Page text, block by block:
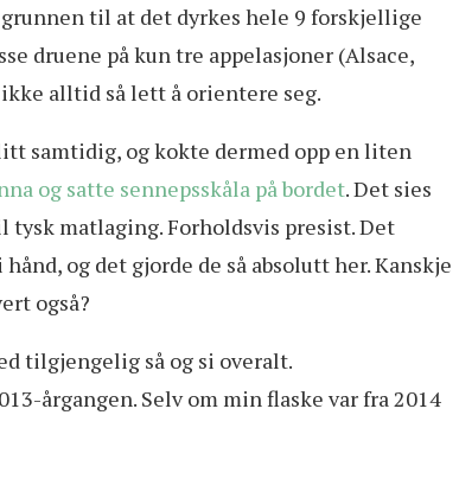
til at det dyrkes hele 9 forskjellige
druene på kun tre appelasjoner (Alsace,
ikke alltid så lett å orientere seg.
samtidig, og kokte dermed opp en liten
og satte sennepsskåla på bordet. Det sies
tysk matlaging. Forholdsvis presist. Det
og det gjorde de så absolutt her. Kanskje
også?
tilgjengelig så og si overalt.
årgangen. Selv om min flaske var fra 2014